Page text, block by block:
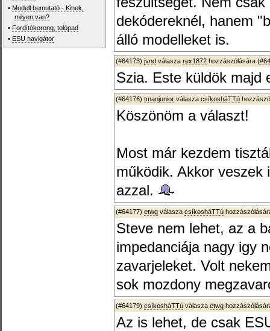
• Modell bemutató - Kinek,
milyen van?
• Fordítókorong, tolópad
• ESU navigátor
dekódereknél, hanem
álló modelleket is.
(#64173) jvnd válasza rex1872 hozzászólására (
Szia. Este küldök majd
(#64176) tmanjunior válasza csíkosháTTú
Köszönöm a választ!
Most már kezdem
működik. Akkor veszek
azzal.
(#64177) etwg válasza csíkosháTTú
Steve nem lehet, az a
impedanciája nagy igy
zavarjeleket. Volt
sok mozdony
(#64179) csíkosháTTú válasza etwg
Az is lehet, de csak